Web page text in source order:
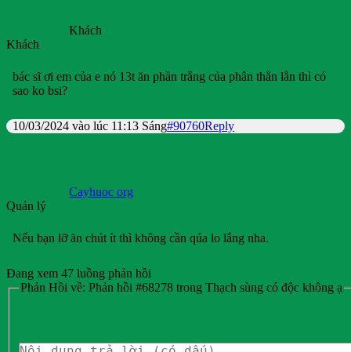
Khách
Khách
bác sĩ ơi em của e nó 13t ăn phần trắng của phân thằn lằn thì có
sao ko bsi?
10/03/2024 vào lúc 11:13 Sáng#90760Reply
Cayhuoc org
Quản lý
Nếu bạn lỡ ăn chút ít thì không cần qúa lo lắng nha.
Đang xem 47 luồng phản hồi
Phản Hồi về: Phản hồi #68278 trong Thạch sùng có độc không ạ